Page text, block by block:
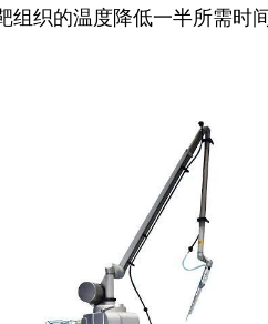
织的温度降低一半所需